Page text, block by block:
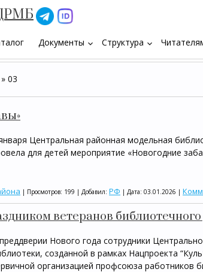
Документы keyboard_arrow_down Структура keyboard_arrow_down
» 03
Центральная районная модельная
для детей мероприятие «Новогодние
| Просмотров: 199 | Добавил: РФ | Дата: 03.01.2026 |
ветеранов
Нового года сотрудники
созданной в рамках Нацпроекта
организацией профсоюза работников